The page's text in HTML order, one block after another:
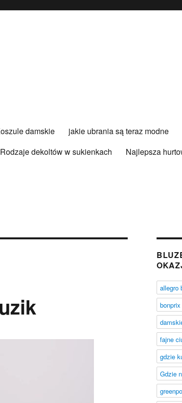
damskie jakie ubrania są teraz modne
Rodzaje dekoltów w sukienkach
Najlepsza
allegro
fajne
gdzie
Gdzie